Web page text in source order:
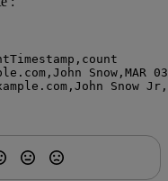
, count
. com , John Snow , MAR 03
. com , John Snow Jr ,